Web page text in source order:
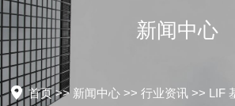
新闻中心
首页>> 新闻中心 >>行业资讯 >> LIF 基因